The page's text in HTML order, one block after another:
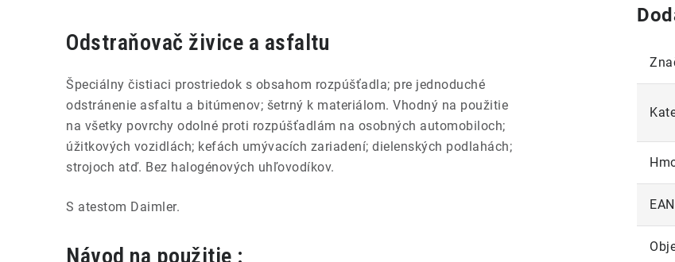
Odstraňovač živice a asfaltu
Špeciálny čistiaci prostriedok s obsahom rozpúšťadla; pre jednoduché
odstránenie asfaltu a bitúmenov; šetrný k materiálom. Vhodný na použitie
na všetky povrchy odolné proti rozpúšťadlám na osobných automobiloch;
úžitkových vozidlách; kefách umývacích zariadení; dielenských podlahách;
strojoch atď. Bez halogénových uhľovodíkov.
S atestom Daimler.
Návod na použitie :
EAN